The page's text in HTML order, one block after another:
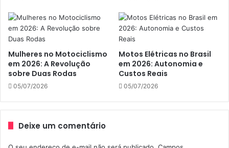
3) Caneca Keep Calm – R$36
Não importa se ela gosta de chá ou café, com certeza irá
amar uma das estampas das canecas da linha Keep Calm
Mulheres no Motociclismo
em 2026: A Revolução
sobre Duas Rodas
05/07/2026
Motos Elétricas no Brasil
em 2026: Autonomia e
Custos Reais
05/07/2026
Deixe um comentário